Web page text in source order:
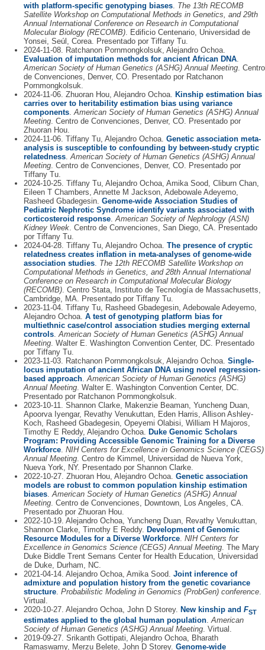
with platform-specific genotyping biases. The 13th RECOMB
Satellite Workshop on Computational Methods in Genetics, and 29th
Annual International Conference on Research in Computational
Molecular Biology (RECOMB). Edificio Centenario, Universidad de
Yonsei, Seúl, Corea. Presentado por Tiffany Tu.
2024-11-08. Ratchanon Pornmongkolsuk, Alejandro Ochoa.
Evaluation of imputation methods for ancient African DNA.
American Society of Human Genetics (ASHG) Annual Meeting. Centro
de Convenciones, Denver, CO. Presentado por Ratchanon
Pornmongkolsuk.
2024-11-06. Zhuoran Hou, Alejandro Ochoa. Kinship estimation bias
carries over to heritability estimation bias using variance
components.American Society of Human Genetics (ASHG) Annual
Meeting. Centro de Convenciones, Denver, CO. Presentado por
Zhuoran Hou.
2024-11-06. Tiffany Tu, Alejandro Ochoa. Genetic association meta-
analysis is susceptible to confounding by between-study cryptic
relatedness.American Society of Human Genetics (ASHG) Annual
Meeting. Centro de Convenciones, Denver, CO. Presentado por
Tiffany Tu.
2024-10-25. Tiffany Tu, Alejandro Ochoa, Amika Sood, Cliburn Chan,
Eileen T Chambers, Annette M Jackson, Adebowale Adeyemo,
Rasheed Gbadegesin. Genome-wide Association Studies of
Pediatric Nephrotic Syndrome identify variants associated with
corticosteroid response.American Society of Nephrology (ASN)
Kidney Week. Centro de Convenciones, San Diego, CA. Presentado
por Tiffany Tu.
2024-04-28. Tiffany Tu, Alejandro Ochoa. The presence of cryptic
relatedness creates inflation in meta-analyses of genome-wide
association studies. The 12th RECOMB Satellite Workshop on
Computational Methods in Genetics, and 28th Annual International
Conference on Research in Computational Molecular Biology
(RECOMB). Centro Stata, Instituto de Tecnología de Massachusetts,
Cambridge, MA. Presentado por Tiffany Tu.
2023-11-04. Tiffany Tu, Rasheed Gbadegesin, Adebowale Adeyemo,
Alejandro Ochoa. A test of genotyping platform bias for
multiethnic case/control association studies merging external
controls.American Society of Human Genetics (ASHG) Annual
Meeting. Walter E. Washington Convention Center, DC. Presentado
por Tiffany Tu.
2023-11-03. Ratchanon Pornmongkolsuk, Alejandro Ochoa. Single-
locus imputation of ancient African DNA using novel regression-
based approach.American Society of Human Genetics (ASHG)
Annual Meeting. Walter E. Washington Convention Center, DC.
Presentado por Ratchanon Pornmongkolsuk.
2023-10-11. Shannon Clarke, Makenzie Beaman, Yuncheng Duan,
Apoorva Iyengar, Revathy Venukuttan, Eden Harris, Allison Ashley-
Koch, Rasheed Gbadegesin, Opeyemi Olabisi, William H Majoros,
Timothy E Reddy, Alejandro Ochoa. Duke Genomic Scholars
Program: Providing Accessible Genomic Training for a Diverse
Workforce. NIH Centers for Excellence in Genomics Science (CEGS)
Annual Meeting. Centro de Kimmel, Universidad de Nueva York,
Nueva York, NY. Presentado por Shannon Clarke.
2022-10-27. Zhuoran Hou, Alejandro Ochoa. Genetic association
models are robust to common population kinship estimation
biases.American Society of Human Genetics (ASHG) Annual
Meeting. Centro de Convenciones, Downtown, Los Angeles, CA.
Presentado por Zhuoran Hou.
2022-10-19. Alejandro Ochoa, Yuncheng Duan, Revathy Venukuttan,
Shannon Clarke, Timothy E Reddy. Development of Genomic
Resource Modules for a Diverse Workforce. NIH Centers for
Excellence in Genomics Science (CEGS) Annual Meeting. The Mary
Duke Biddle Trent Semans Center for Health Education, Universidad
de Duke, Durham, NC.
2021-04-14. Alejandro Ochoa, Amika Sood. Joint inference of
admixture and population history from the genetic covariance
structure. Probabilistic Modeling in Genomics (ProbGen) conference.
Virtual.
2020-10-27. Alejandro Ochoa, John D Storey. New kinship and FST
estimates applied to the global human population American
Society of Human Genetics (ASHG) Annual Meeting . Virtual.
2019-09-27. Srikanth Gottipati, Alejandro Ochoa, Bharath
Ramaswamy, Merzu Belete, John D Storey. Genome-wide